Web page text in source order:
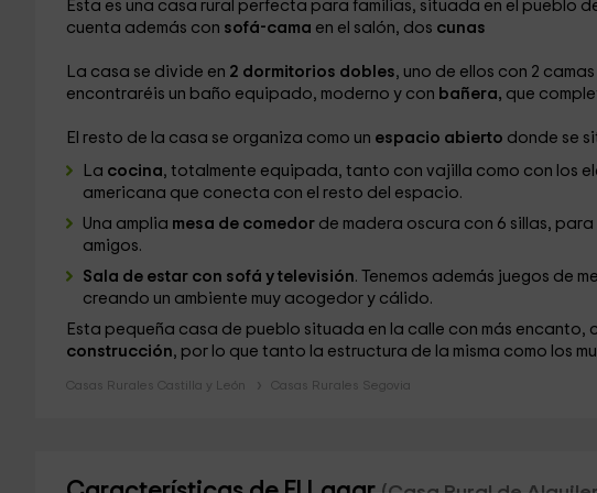
Esta es una casa rural perfecta para familias, situada en el pueblo
cuenta además con sofá-cama en el salón, dos cunas
La casa se divide en 2 dormitorios dobles, uno de ellos con 2
encontraréis un baño equipado, moderno y con bañera, que
El resto de la casa se organiza como un espacio abierto donde se
La cocina, totalmente equipada, tanto con vajilla como con los
americana que conecta con el resto del espacio.
Una amplia mesa de comedorde madera oscura con 6 sillas,
amigos.
Sala de estar con sofá y televisión. Tenemos además juegos de
creando un ambiente muy acogedor y cálido.
Esta pequeña casa de pueblo situada en la calle con más encanto,
construcción, por lo que tanto la estructura de la misma como los
Casas Rurales Castilla y León Casas Rurales Segovia